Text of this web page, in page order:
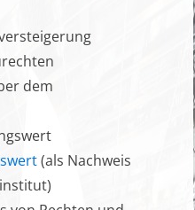
dem
(als Nachweis